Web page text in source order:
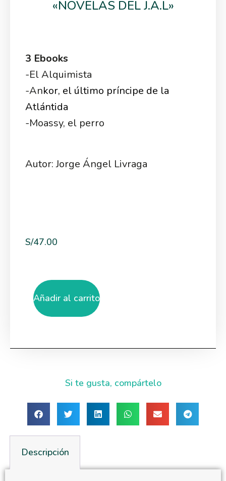
«NOVELAS DEL J.A.L»
3 Ebooks
-El Alquimista
-Ankor, el último príncipe de la
Atlántida
-Moassy, el perro
Autor: Jorge Ángel Livraga
S/47.00
Añadir al carrito
Si te gusta, compártelo
Descripción